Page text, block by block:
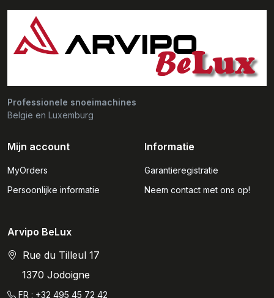
Professionele snoeimachines
Belgie en Luxemburg
Mijn account
MyOrders
Persoonlijke informatie
Informatie
Garantieregistratie
Neem contact met ons op!
Arvipo BeLux
Rue du Tilleul 17
1370 Jodoigne
FR : +32 495 45 72 42